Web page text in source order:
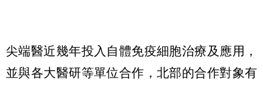
尖端醫近幾年投入自體免疫細胞治療及應用，
並與各大醫研等單位合作，北部的合作對象有